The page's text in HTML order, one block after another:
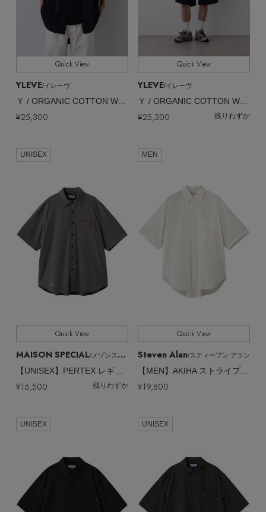
Quick View
YLEVE/イレーヴ
Ｙ / ORGANIC COTTON WASHER SATIN SHORT SLEEVE SHIRT
¥25,300 残りわずか
Quick View
YLEVE/イレーヴ
Ｙ / ORGANIC COTTON WASHER SATIN SHORT SLEEVE SHIRT
¥25,300
MEN
Quick View
Steven Alan/スティーブン アラン
【MEN】AKIHA ストライプ レギュラーカラー ショートスリーブ シャツ
¥19,800
UNISEX
Quick View
MAISON SPECIAL/メゾンスペシャル
【UNISEX】PERTEX レギュラーカラーS/Sシャツ
¥16,500 残りわずか
UNISEX
UNISEX